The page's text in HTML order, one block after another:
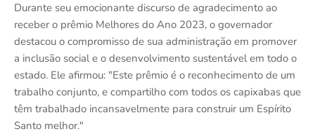
Durante seu emocionante discurso de agradecimento ao
receber o prêmio Melhores do Ano 2023, o governador
destacou o compromisso de sua administração em promover
a inclusão social e o desenvolvimento sustentável em todo o
estado. Ele afirmou: "Este prêmio é o reconhecimento de um
trabalho conjunto, e compartilho com todos os capixabas que
têm trabalhado incansavelmente para construir um Espírito
Santo melhor."